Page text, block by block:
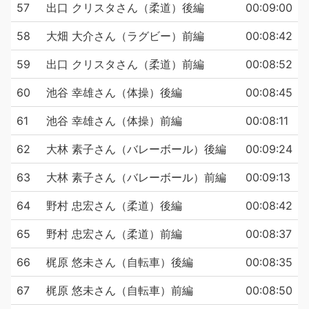
57 出口 クリスタさん（柔道）後編 00:09:00
58 大畑 大介さん（ラグビー）前編 00:08:42
59 出口 クリスタさん（柔道）前編 00:08:52
60 池谷 幸雄さん（体操）後編 00:08:45
61 池谷 幸雄さん（体操）前編 00:08:11
62 大林 素子さん（バレーボール）後編 00:09:24
63 大林 素子さん（バレーボール）前編 00:09:13
64 野村 忠宏さん（柔道）後編 00:08:42
65 野村 忠宏さん（柔道）前編 00:08:37
66 梶原 悠未さん（自転車）後編 00:08:35
67 梶原 悠未さん（自転車）前編 00:08:50